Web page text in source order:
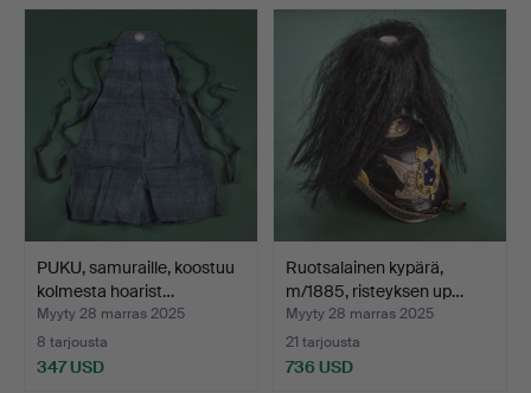
PUKU, samuraille, koostuu
kolmesta hoarist…
Myyty 28 marras 2025
8 tarjousta
347 USD
Ruotsalainen kypärä,
m/1885, risteyksen up…
Myyty 28 marras 2025
21 tarjousta
736 USD